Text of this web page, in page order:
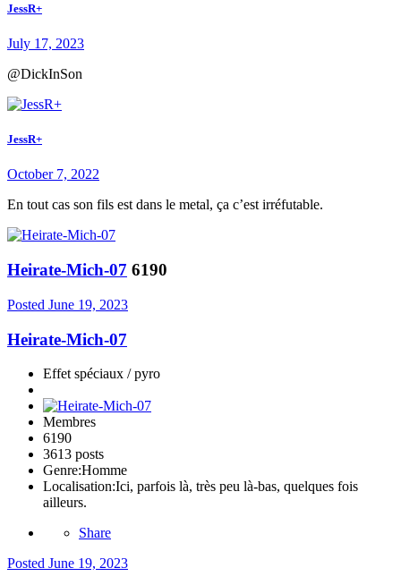
JessR+
July 17, 2023
@DickInSon
JessR+
October 7, 2022
En tout cas son fils est dans le metal, ça c’est irréfutable.
Heirate-Mich-07 6190
Posted June 19, 2023
Heirate-Mich-07
Effet spéciaux / pyro
Membres
6190
3613 posts
Genre:Homme
Localisation:Ici, parfois là, très peu là-bas, quelques fois
ailleurs.
Share
Posted June 19, 2023